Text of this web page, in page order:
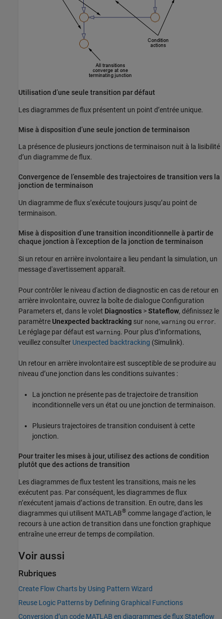
Utilisation d’une seule transition par défaut
Les diagrammes de flux présentent un point d’entrée unique.
Mise à disposition d’une seule jonction de terminaison
La présence de plusieurs jonctions de terminaison nuit à la lisibilité
d’un diagramme de flux.
Convergence de l’ensemble des trajectoires de transition vers la
jonction de terminaison
Un diagramme de flux s’exécute toujours jusqu’au point de
terminaison.
Mise à disposition d’une transition inconditionnelle à partir de
chaque jonction à l’exception de la jonction de terminaison
Si un retour en arrière involontaire a lieu pendant la simulation, un
message d'avertissement apparaît.
Pour contrôler le niveau d'action de diagnostic en cas de retour en
arrière involontaire, ouvrez la boîte de dialogue Configuration
Parameters et, dans le volet Diagnostics >Stateflow, définissez le
paramètre Unexpected backtracking sur none, warning ou error.
Le réglage par défaut est warning. Pour plus d’informations,
veuillez consulter Unexpected backtracking (Simulink).
Un retour en arrière involontaire est susceptible de se produire au
niveau d’une jonction dans les conditions suivantes :
La jonction ne présente pas de trajectoire de transition
inconditionnelle vers un état ou une jonction de terminaison.
Plusieurs trajectoires de transition conduisent à cette
jonction.
Pour traiter les mises à jour, utilisez des actions de condition
plutôt que des actions de transition
Les diagrammes de flux testent les transitions, mais ne les
exécutent pas. Par conséquent, les diagrammes de flux
n’exécutent jamais d’actions de transition. En outre, dans les
diagrammes qui utilisent MATLAB® comme langage d’action, le
recours à une action de transition dans une fonction graphique
entraîne une erreur de temps de compilation.
Voir aussi
Rubriques
Create Flow Charts by Using Pattern Wizard
Reuse Logic Patterns by Defining Graphical Functions
Conversion d’un code MATLAB en diagrammes de flux Stateflow